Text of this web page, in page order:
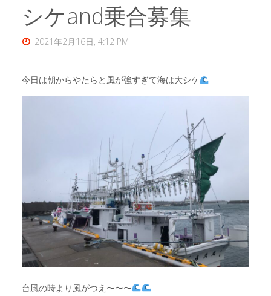
シケand乗合募集
2021年2月16日, 4:12 PM
今日は朝からやたらと風が強すぎて海は大シケ
台風の時より風がつえ〜〜〜